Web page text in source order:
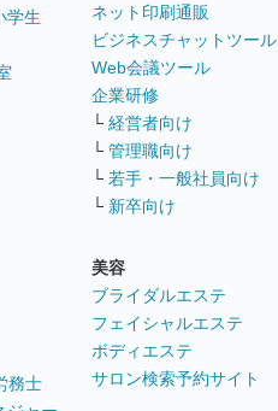
学生
務士
ネット印刷通販
ビジネスチャットツール
Web会議ツール
企業研修
└ 経営者向け
└ 管理職向け
└ 若手・一般社員向け
└ 新卒向け
美容
ブライダルエステ
フェイシャルエステ
ボディエステ
サロン検索予約サイト